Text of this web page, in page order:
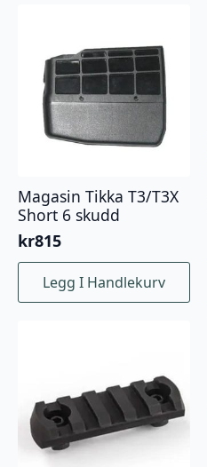
Magasin Tikka T3/T3X
Short 6 skudd
kr815
Legg I Handlekurv